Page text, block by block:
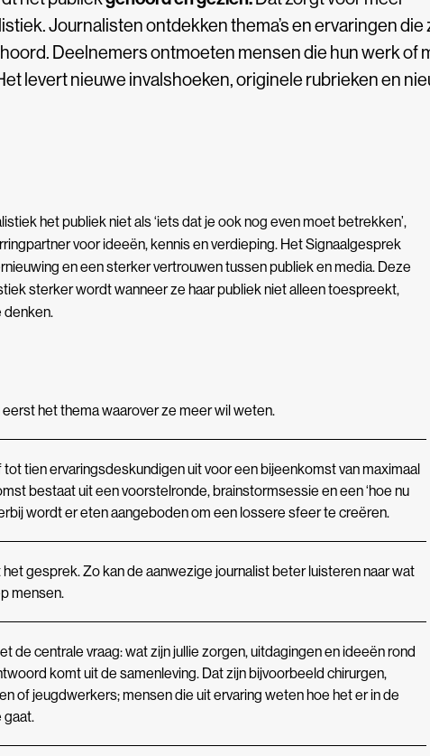
Journalisten ontdekken thema’s en ervaringen die
Deelnemers ontmoeten mensen die hun werk of
levert nieuwe invalshoeken, originele rubrieken en
het publiek niet als ‘iets dat je ook nog even moet betrekken’,
voor ideeën, kennis en verdieping. Het Signaalgesprek
en een sterker vertrouwen tussen publiek en media. Deze
sterker wordt wanneer ze haar publiek niet alleen toespreekt,
denken.
het thema waarover ze meer wil weten.
tot tien ervaringsdeskundigen uit voor een bijeenkomst van maximaal
bestaat uit een voorstelronde, brainstormsessie en een ‘hoe nu
wordt er eten aangeboden om een lossere sfeer te creëren.
gesprek. Zo kan de aanwezige journalist beter luisteren naar wat
mensen.
de centrale vraag: wat zijn jullie zorgen, uitdagingen en ideeën rond
komt uit de samenleving. Dat zijn bijvoorbeeld chirurgen,
of jeugdwerkers; mensen die uit ervaring weten hoe het er in de
gaat.